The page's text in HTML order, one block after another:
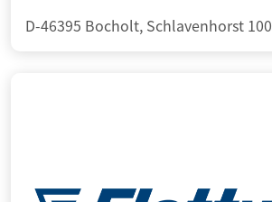
D-46395 Bocholt, Schlavenhorst 100